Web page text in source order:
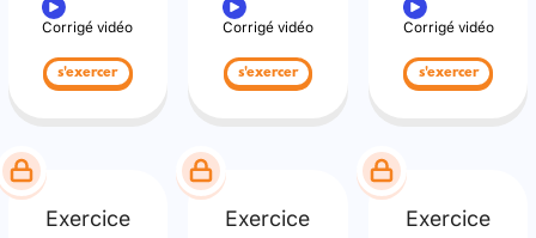
Corrigé vidéo
s'exercer
Corrigé vidéo
s'exercer
Corrigé vidéo
s'exercer
Exercice Exercice Exercice